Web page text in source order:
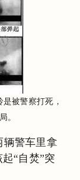
被警察打死，
。
辆警车里拿
“自焚”突